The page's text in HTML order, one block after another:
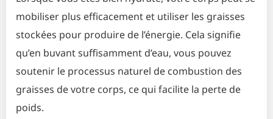
mobiliser plus efficacement et utiliser les graisses
stockées pour produire de l’énergie. Cela signifie
qu’en buvant suffisamment d’eau, vous pouvez
soutenir le processus naturel de combustion des
graisses de votre corps, ce qui facilite la perte de
poids.